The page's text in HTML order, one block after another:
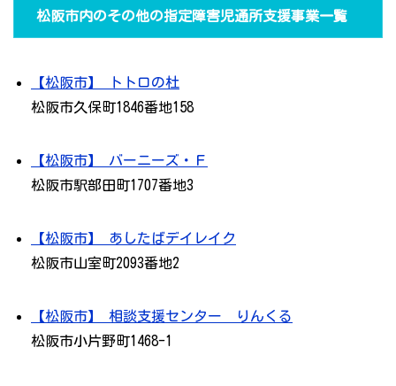
松阪市内のその他の指定障害児通所支援事業一覧
【松阪市】 トトロの杜
松阪市久保町1846番地158
【松阪市】 バーニーズ・Ｆ
松阪市駅部田町1707番地3
【松阪市】 あしたばデイレイク
松阪市山室町2093番地2
【松阪市】 相談支援センター りんくる
松阪市小片野町1468-1